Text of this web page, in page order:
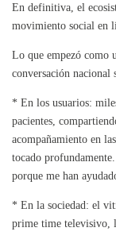
En definitiva, el
movimiento social en
Lo que empezó como
conversación nacional
* En los usuarios:
pacientes,
acompañamiento en
tocado
porque me han
* En la sociedad: el
prime time televisivo,